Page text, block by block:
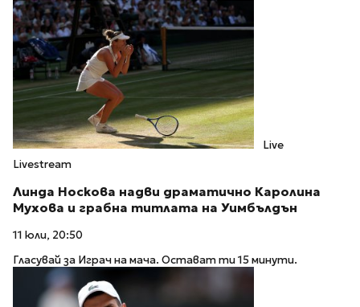
Live
Livestream
Линда Носкова надви драматично Каролина
Мухова и грабна титлата на Уимбълдън
11 юли, 20:50
Гласувай за Играч на мача. Остават ти 15 минути.